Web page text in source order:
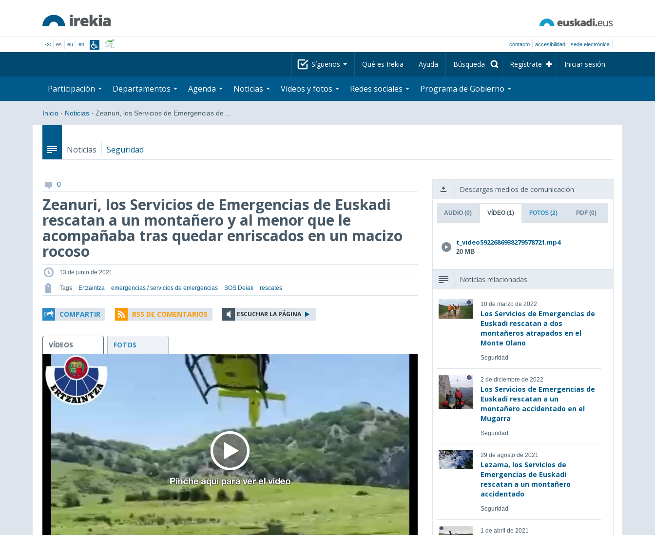
<< es eu en contacto accesibilidad sede electrónica
Síguenos Qué es Irekia Ayuda Búsqueda Regístrate Iniciar sesión
Participación Departamentos Agenda Noticias Vídeos y fotos Redes sociales Programa de Gobierno
Inicio · Noticias · Zeanuri, los Servicios de Emergencias de…
Noticias Seguridad
0
Zeanuri, los Servicios de Emergencias de Euskadi
rescatan a un montañero y al menor que le
acompañaba tras quedar enriscados en un macizo
rocoso
13 de junio de 2021
Tags Ertzaintza emergencias / servicios de emergencias SOS Deiak rescates
COMPARTIR RSS DE COMENTARIOS ESCUCHAR LA PÁGINA
VÍDEOS FOTOS
modal
window.
Descargas medios de comunicación
AUDIO(0) VÍDEO(1) FOTOS (2) PDF (0)
t_video5922686938279578721.mp4
20 MB
Noticias relacionadas
10 de marzo de 2022
Los Servicios de Emergencias de
Euskadi rescatan a dos
montañeros atrapados en el
Monte Olano
Seguridad
2 de diciembre de 2022
Los Servicios de Emergencias de
Euskadi rescatan a un
montañero accidentado en el
Mugarra
Seguridad
29 de agosto de 2021
Lezama, los Servicios de
Emergencias de Euskadi
rescatan a un montañero
accidentado
Seguridad
1 de abril de 2021